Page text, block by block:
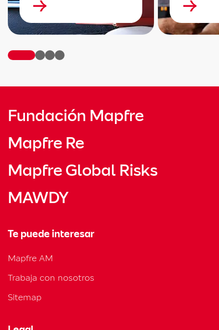
Fundación Mapfre
Mapfre Re
Mapfre Global Risks
MAWDY
Te puede interesar
Mapfre AM
Trabaja con nosotros
Sitemap